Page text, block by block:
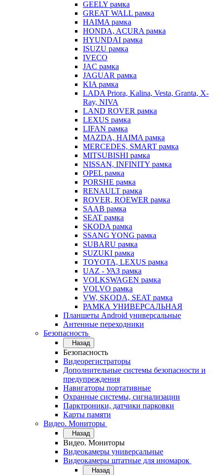
GEELY рамка
GREAT WALL рамка
HAIMA рамка
HONDA, ACURA рамка
HYUNDAI рамка
ISUZU рамка
IVECO
JAC рамка
JAGUAR рамка
KIA рамка
LADA Priora, Kalina, Vesta, Granta, X-
Ray, NIVA
LAND ROVER рамка
LEXUS рамка
LIFAN рамка
MAZDA, HAIMA рамка
MERCEDES, SMART рамка
MITSUBISHI рамка
NISSAN, INFINITY рамка
OPEL рамка
PORSHE рамка
RENAULT рамка
ROVER, ROEWER рамка
SAAB рамка
SEAT рамка
SKODA рамка
SSANG YONG рамка
SUBARU рамка
SUZUKI рамка
TOYOTA, LEXUS рамка
UAZ - УАЗ рамка
VOLKSWAGEN рамка
VOLVO рамка
VW, SKODA, SEAT рамка
РАМКА УНИВЕРСАЛЬНАЯ
Планшеты Android универсальные
Антенные переходники
Безопасность
Назад
Безопасность
Видеорегистраторы
Дополнительные системы безопасности и
предупреждения
Навигаторы портативные
Охранные системы, сигнализации
Парктроники, датчики парковки
Карты памяти
Видео. Мониторы
Назад
Видео. Мониторы
Видеокамеры универсальные
Видеокамеры штатные для иномарок
Назад